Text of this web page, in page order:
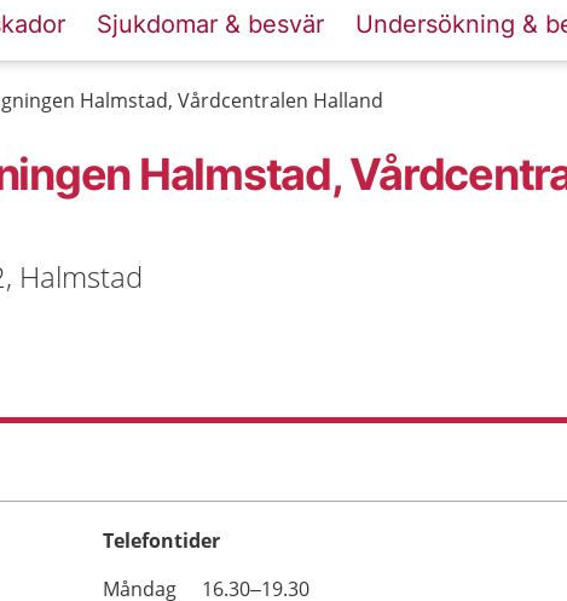
Sjukdomar & besvär Undersökning &
Halmstad, Vårdcentralen Halland
Halmstad,
Halmstad
Telefontider
Dag
Öppettider
Kommentarer
Måndag
16.30–19.30